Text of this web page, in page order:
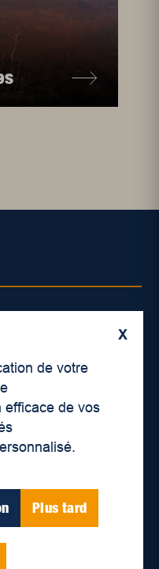
X
de votre
efficace de vos
Plus tard